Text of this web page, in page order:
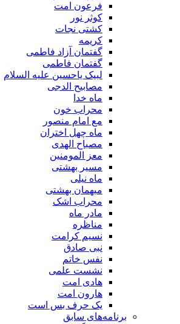
فرعون امت
کوثر نور
کشتی نجات
کریمه
گفتمان آزاد فاطمی
گفتمان فاطمی
لبیک یاحسین علیه السلام
مصابیح الدجی
ماه خدا
محراب خون
مع امام منصور
ماه چهل اختران
مصباح الهدی
معز المومنین
مسیر بهشتی
ماه نیلی
میهمان بهشتی
محراب اشک
مادر ماه
مناظره
نسیم کرامت
نبی صادق
نفس خاتم
نشست علمی
هادی امت
هارون امت
یک حرف بس است
برنامه‌های سابق